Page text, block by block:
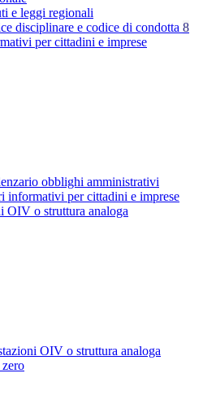
e leggi regionali
disciplinare e codice di condotta 8
per cittadini e imprese
obblighi amministrativi
informativi per cittadini e imprese
OIV o struttura analoga
OIV o struttura analoga